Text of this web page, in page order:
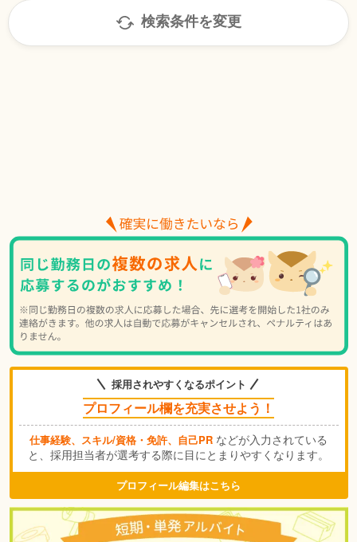
検索条件を変更
採用されやすくなるポイント
プロフィール欄を充実させよう！
仕事経験、スキル/資格・免許、自己PR などが入力されている
と、採用担当者が選考する際に目にとまりやすくなります。
プロフィール編集はこちら